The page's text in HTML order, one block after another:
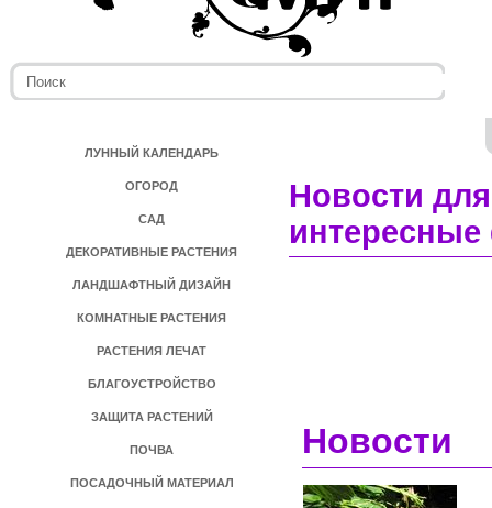
ЛУННЫЙ КАЛЕНДАРЬ
ОГОРОД
САД
ДЕКОРАТИВНЫЕ РАСТЕНИЯ
ЛАНДШАФТНЫЙ ДИЗАЙН
КОМНАТНЫЕ РАСТЕНИЯ
РАСТЕНИЯ ЛЕЧАТ
БЛАГОУСТРОЙСТВО
ЗАЩИТА РАСТЕНИЙ
ПОЧВА
ПОСАДОЧНЫЙ МАТЕРИАЛ
Новости
Новости